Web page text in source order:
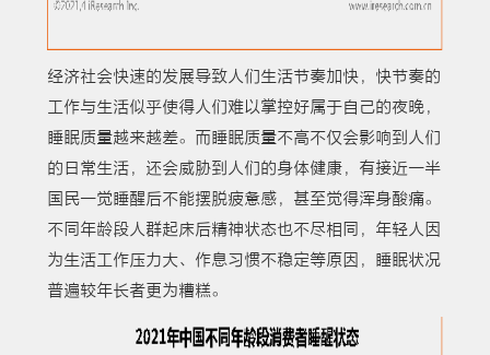
经济社会快速的发展导致人们生活节奏加快，快节奏的
工作与生活似乎使得人们难以掌控好属于自己的夜晚，
睡眠质量越来越差。而睡眠质量不高不仅会影响到人们
的日常生活，还会威胁到人们的身体健康，有接近一半
国民一觉睡醒后不能摆脱疲惫感，甚至觉得浑身酸痛。
不同年龄段人群起床后精神状态也不尽相同，年轻人因
为生活工作压力大、作息习惯不稳定等原因，睡眠状况
普遍较年长者更为糟糕。